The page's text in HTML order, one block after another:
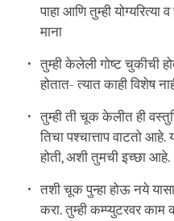
पाहा आणि तुम्ही
माना
तुम्ही केलेली गोष्ट चुकीची
होतात- त्यात काही विशेष
तुम्ही ती चूक केलीत ही
तिचा पश्चात्ताप वाटतो
होती, अशी तुमची इच्छा आहे.
तशी चूक पुन्हा होऊ नये
करा. तुम्ही कम्प्युटरवर